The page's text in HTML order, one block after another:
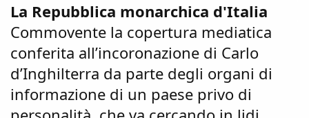
La Repubblica monarchica d'Italia
Commovente la copertura mediatica
conferita all’incoronazione di Carlo
d’Inghilterra da parte degli organi di
informazione di un paese privo di